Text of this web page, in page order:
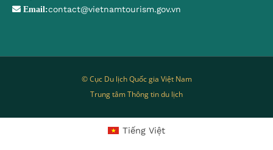
Email:contact@vietnamtourism.gov.vn
© Cục Du lịch Quốc gia Việt Nam
Trung tâm Thông tin du lịch
Tiếng Việt